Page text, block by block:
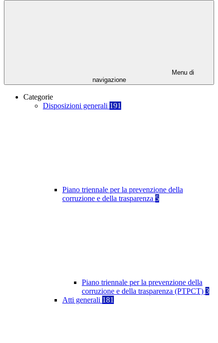
Menu di
navigazione
Categorie
Disposizioni generali 191
Piano triennale per la prevenzione della
corruzione e della trasparenza 5
Piano triennale per la prevenzione della
corruzione e della trasparenza (PTPCT) 3
Atti generali 181